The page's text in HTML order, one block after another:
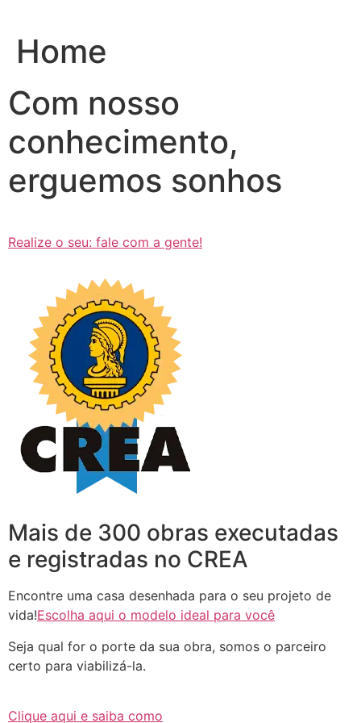
conteúdo
Home
Com nosso
conhecimento,
erguemos sonhos
Realize o seu: fale com a gente!
Mais de 300 obras executadas
e registradas no CREA
Encontre uma casa desenhada para o seu projeto de
vida!Escolha aqui o modelo ideal para você
Seja qual for o porte da sua obra, somos o parceiro
certo para viabilizá-la.
Clique aqui e saiba como